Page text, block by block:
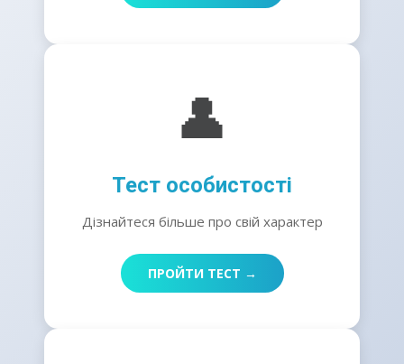
👤
Тест особистості
Дізнайтеся більше про свій характер
ПРОЙТИ ТЕСТ →